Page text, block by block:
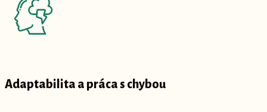
Adaptabilita a práca s chybou